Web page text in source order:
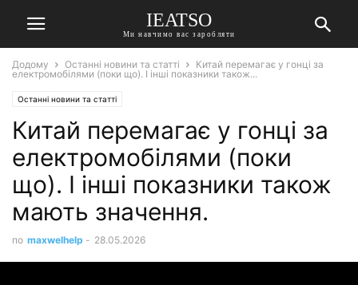
IEATSO
Ми навчимо вас заробляти
Додому Останні новини та статті
Китай перемагає у гонці за
електромобілями (поки що). І інші показники також...
Останні новини та статті
Китай перемагає у гонці за
електромобілями (поки
що). І інші показники також
мають значення.
по maxwelhelp - 28.05.2026